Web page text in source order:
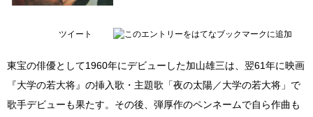
ツイート
東宝の俳優として1960年にデビューした加山雄三は、翌61年に映画
『大学の若大将』の挿入歌・主題歌「夜の太陽／大学の若大将」で
歌手デビューも果たす。その後、弾厚作のペンネームで自ら作曲も